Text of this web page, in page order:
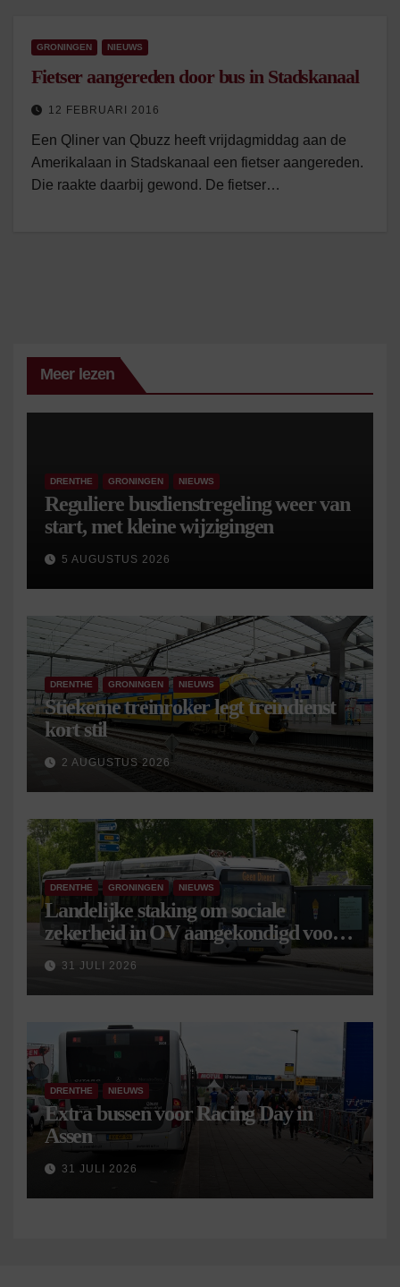
GRONINGEN NIEUWS
Fietser aangereden door bus in Stadskanaal
12 FEBRUARI 2016
Een Qliner van Qbuzz heeft vrijdagmiddag aan de
Amerikalaan in Stadskanaal een fietser aangereden.
Die raakte daarbij gewond. De fietser…
Meer lezen
DRENTHE GRONINGEN NIEUWS
Reguliere busdienstregeling weer van
start, met kleine wijzigingen
5 AUGUSTUS 2026
DRENTHE GRONINGEN NIEUWS
Stiekeme treinroker legt treindienst
kort stil
2 AUGUSTUS 2026
DRENTHE GRONINGEN NIEUWS
Landelijke staking om sociale
zekerheid in OV aangekondigd voor 9
september
31 JULI 2026
DRENTHE NIEUWS
Extra bussen voor Racing Day in
Assen
31 JULI 2026